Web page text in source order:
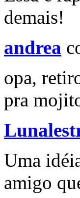
demais!
andrea
opa,
pra
Uma
amigo